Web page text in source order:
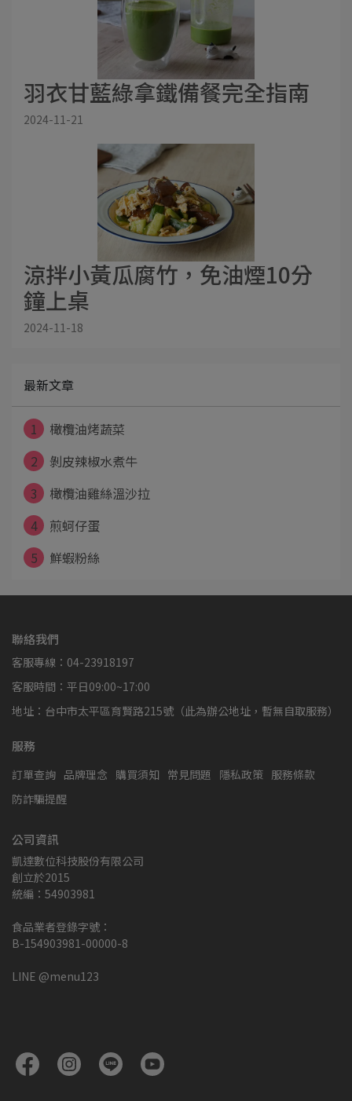
羽衣甘藍綠拿鐵備餐完全指南
2024-11-21
涼拌小黃瓜腐竹，免油煙10分
鐘上桌
2024-11-18
最新文章
1
橄欖油烤蔬菜
2
剝皮辣椒水煮牛
3
橄欖油雞絲溫沙拉
4
煎蚵仔蛋
5
鮮蝦粉絲
聯絡我們
客服專線：04-23918197
客服時間：平日09:00~17:00
地址：台中市太平區育賢路215號（此為辦公地址，暫無自取服務）
服務
訂單查詢 品牌理念 購買須知 常見問題 隱私政策 服務條款
防詐騙提醒
公司資訊
凱達數位科技股份有限公司
創立於2015
統編：54903981
食品業者登錄字號：
B-154903981-00000-8
LINE @menu123